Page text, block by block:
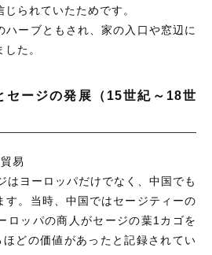
られていたためです。
ハーブともされ、家の入口や窓辺に
た。
セージの発展（15世紀～18世
易
はヨーロッパだけでなく、中国でも
す。当時、中国ではセージティーの
ロッパの商人がセージの葉1カゴを
どの価値があったと記録されてい